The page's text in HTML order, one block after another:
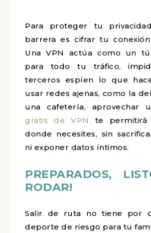
Para proteger tu
barrera es cifrar tu
Una VPN actúa como un
para todo tu tráfico,
terceros espíen lo que
usar redes ajenas, como la
una cafetería, aprovechar
gratis de VPN
te permitirá
donde necesites, sin
ni exponer datos íntimos.
PREPARADOS,
RODAR!
Salir de ruta no tiene por
deporte de riesgo para tu